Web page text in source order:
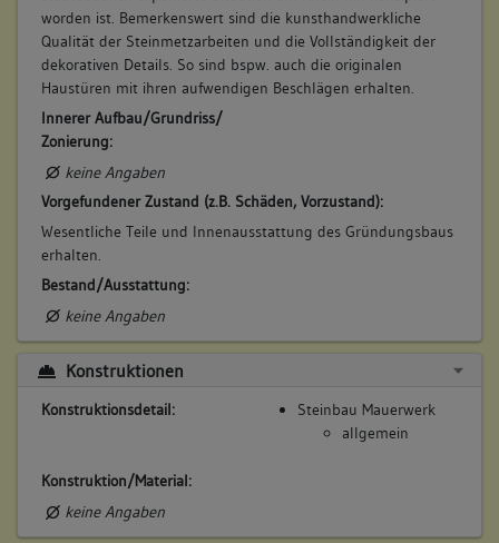
worden ist. Bemerkenswert sind die kunsthandwerkliche
Qualität der Steinmetzarbeiten und die Vollständigkeit der
dekorativen Details. So sind bspw. auch die originalen
Haustüren mit ihren aufwendigen Beschlägen erhalten.
Innerer Aufbau/Grundriss/
Zonierung:
keine Angaben
Vorgefundener Zustand (z.B. Schäden, Vorzustand):
Wesentliche Teile und Innenausstattung des Gründungsbaus
erhalten.
Bestand/Ausstattung:
keine Angaben
Konstruktionen
Konstruktionsdetail:
Steinbau Mauerwerk
allgemein
Konstruktion/Material:
keine Angaben